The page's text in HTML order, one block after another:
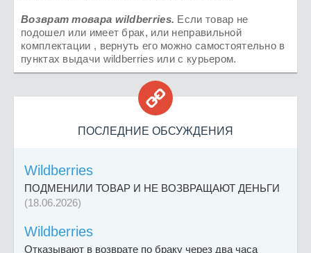
Возврат товара wildberries. Если товар не
подошел или имеет брак, или неправильной
комплектации , вернуть его можно самостоятельно в
пунктах выдачи wildberries или с курьером.

ПОСЛЕДНИЕ ОБСУЖДЕНИЯ
Wildberries
ПОДМЕНИЛИ ТОВАР И НЕ ВОЗВРАЩАЮТ ДЕНЬГИ
(18.06.2026)
Wildberries
Отказывают в возврате по браку через два часа